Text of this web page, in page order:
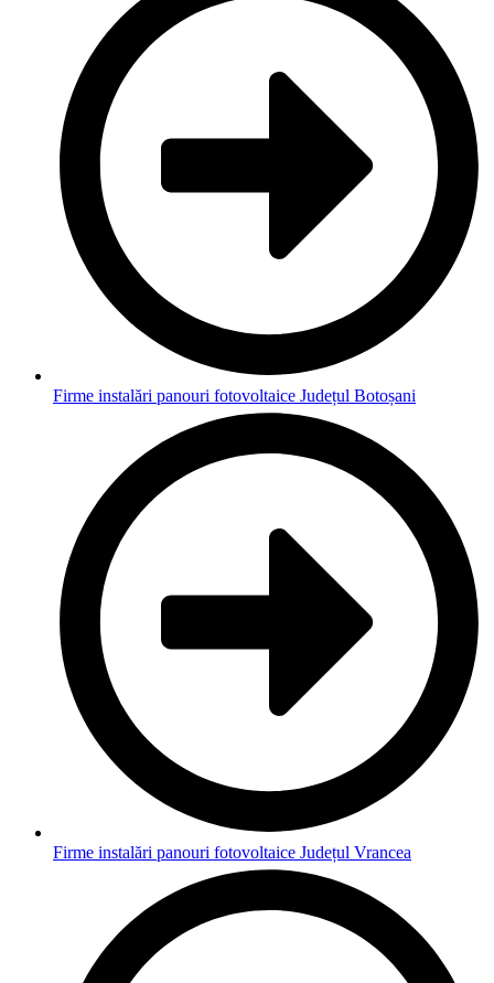
Firme instalări panouri fotovoltaice Județul Botoșani
Firme instalări panouri fotovoltaice Județul Vrancea